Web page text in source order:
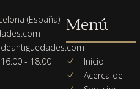
(España)
- 18:00
Menú
N Inicio
N Acerca de